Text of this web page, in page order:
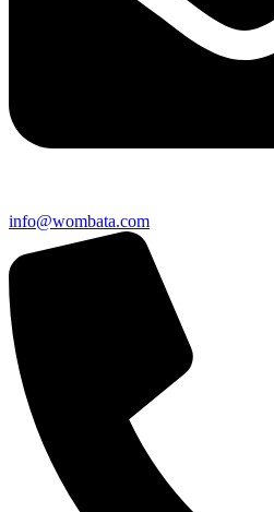
info@wombata.com